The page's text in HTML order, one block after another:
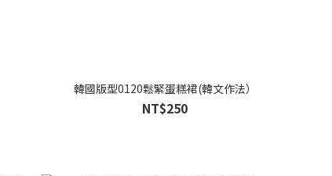
韓國版型0120鬆緊蛋糕裙(韓文作法）
NT$250